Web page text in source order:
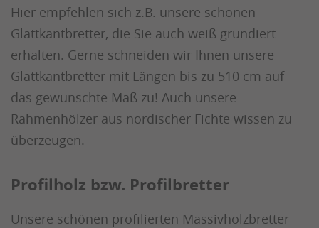
Hier empfehlen sich z.B. unsere schönen
Glattkantbretter, die Sie auch weiß grundiert
erhalten. Gerne schneiden wir Ihnen unsere
Glattkantbretter mit Längen bis zu 510 cm auf
das gewünschte Maß zu! Auch unsere
Rahmenhölzer aus nordischer Fichte wissen zu
überzeugen.
Profilholz bzw. Profilbretter
Unsere schönen profilierten Massivholzbretter